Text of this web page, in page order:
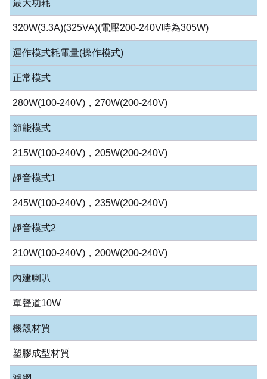
最大功耗
320W(3.3A)(325VA)(電壓200-240V時為305W)
運作模式耗電量(操作模式)
正常模式
280W(100-240V)，270W(200-240V)
節能模式
215W(100-240V)，205W(200-240V)
靜音模式1
245W(100-240V)，235W(200-240V)
靜音模式2
210W(100-240V)，200W(200-240V)
內建喇叭
單聲道10W
機殼材質
塑膠成型材質